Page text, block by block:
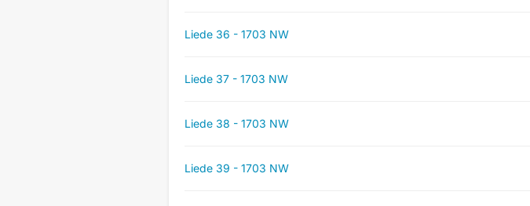
Liede 36 - 1703 NW
Liede 37 - 1703 NW
Liede 38 - 1703 NW
Liede 39 - 1703 NW